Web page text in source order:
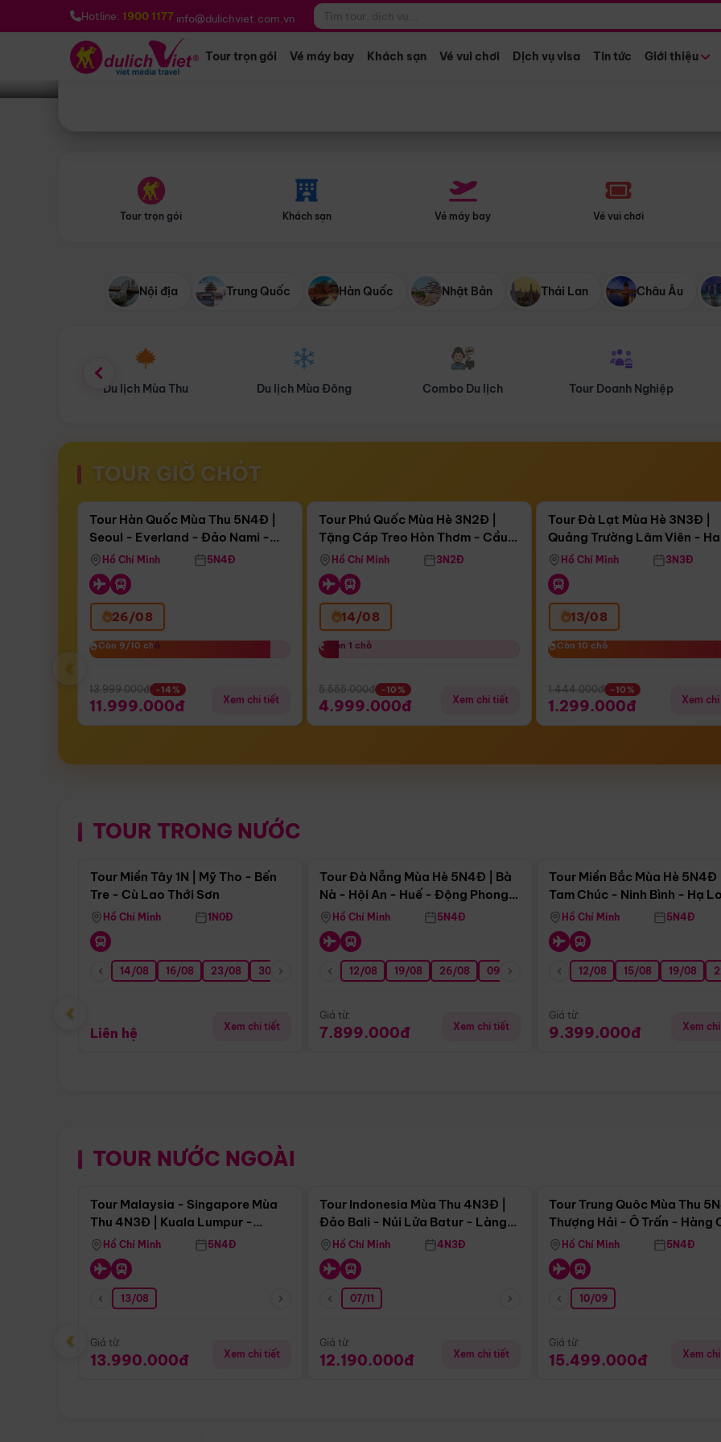
Hotline: 1900 1177 info@dulichviet.com.vn
Tour trọn gói Vé máy bay Khách sạn Vé vui chơi Dịch vụ visa Tin tức Giới thiệu
Bạn muốn đi đâu? *
Tour trọn gói Khách sạn Vé máy bay Vé vui chơi
Nội địa Trung Quốc Hàn Quốc Nhật Bản Thái Lan Châu Âu
Du lịch Mùa Đông Combo Du lịch Tour Doanh Nghiệp Du lịch Hành Hương
TOUR GIỜ CHÓT
Còn17 ngày 13:21:35
Bay Sun Phuquoc Airways
Điểm nổi bật
Tour Hàn Quốc Mùa Thu 5N4Đ |
Seoul - Everland - Đảo Nami -
Tháp Namsan (Bay Sun Phuquoc
Airways)
Hồ Chí Minh 5N4Đ
26/08
Còn 9/10 chỗ
Còn 9/10 chỗ
13.999.000đ -14%
11.999.000đ Xem chi tiết
Còn05 ngày 13:21:35
Tặng Cáp Treo Hòn Thơm
Tour Phú Quốc Mùa Hè 3N2Đ |
Tặng Cáp Treo Hòn Thơm - Cầu
Hôn - Công Viên Nước Aquatopia
Hồ Chí Minh 3N2Đ
14/08
Còn 1 chỗ
Còn 1 chỗ
5.555.000đ -10%
4.999.000đ Xem chi tiết
Còn04 ngày 13:21:35
Tour Đà Lạt Mùa Hè 3N3Đ |
Quảng Trường Lâm Viên -
Hill - Puppy Farm
Hồ Chí Minh 3N3Đ
13/08
Còn 10 chỗ
Còn 10 chỗ
1.444.000đ -10%
1.299.000đ Xem
‹
TOUR TRONG NƯỚC
Điểm nổi bật
Tour Miền Tây 1N | Mỹ Tho - Bến
Tre - Cù Lao Thới Sơn
Hồ Chí Minh 1N0Đ
14/08 16/08 23/08 30/08 06/09 13/09 20/09 27/09
Liên hệ Xem chi tiết
Tour Đà Nẵng Mùa Hè 5N4Đ | Bà
Nà - Hội An - Huế - Động Phong
NhaHồ Chí Minh 5N4Đ
12/08 19/08 26/08 09/09 16/09 23/09 30/09 07/10
Giá từ:
7.899.000đ Xem chi tiết
Tour Miền Bắc Mùa Hè 5N4Đ |
Tam Chúc - Ninh Bình - Hạ
Hồ Chí Minh 5N4Đ
12/08 15/08 19/08
Giá từ:
9.399.000đ Xem
‹
TOUR NƯỚC NGOÀI
Điểm nổi bật
Tour Malaysia - Singapore Mùa
Thu 4N3Đ | Kuala Lumpur -
Malacca - Johor Baru -
Singapore
Hồ Chí Minh 5N4Đ
13/08
Giá từ:
13.990.000đ Xem chi tiết
Tour Indonesia Mùa Thu 4N3Đ |
Đảo Bali - Núi Lửa Batur - Làng
Penglipuran
Hồ Chí Minh 4N3Đ
07/11
Giá từ:
12.190.000đ Xem chi tiết
Tour Trung Quôc Mùa Thu
Thượng Hải - Ô Trấn - Hàng
(Tour Không Shopping)
Hồ Chí Minh 5N4Đ
10/09
Giá từ:
15.499.000đ Xem
‹